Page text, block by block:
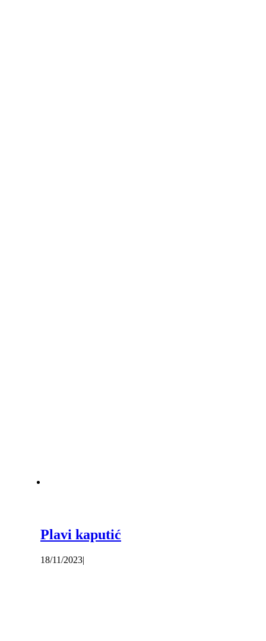
Plavi kaputić
18/11/2023|